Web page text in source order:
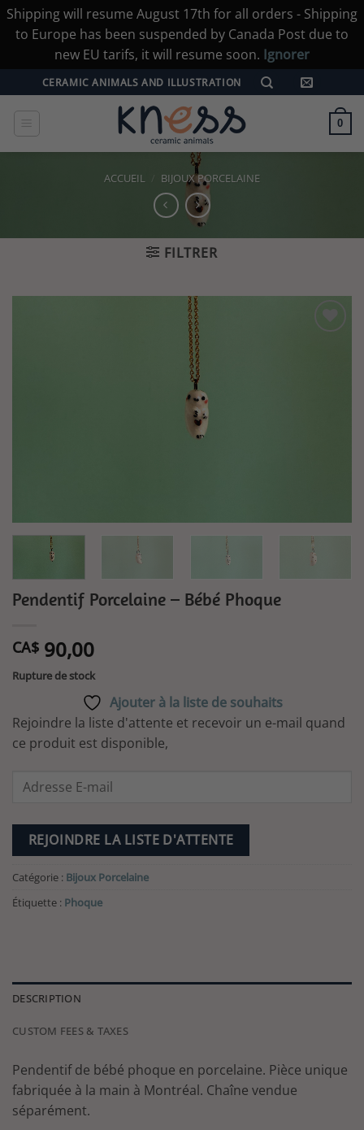
Shipping will resume August 17th for all orders - Shipping
to Europe has been suspended by Canada Post due to
new EU tarifs, it will resume soon. Ignorer
au
contenu
CERAMIC ANIMALS AND ILLUSTRATION
0
ACCUEIL BIJOUX PORCELAINE
FILTRER
Pendentif Porcelaine – Bébé Phoque
CA$ 90,00
Rupture de stock
Ajouter à la liste de souhaits
Rejoindre la liste d'attente et recevoir un e-mail quand
ce produit est disponible,
Enter
address
to
join
waitlist
REJOINDRE LA LISTE D'ATTENTE
Catégorie : Bijoux Porcelaine
Étiquette : Phoque
DESCRIPTION
CUSTOM FEES & TAXES
Pendentif de bébé phoque en porcelaine. Pièce unique
fabriquée à la main à Montréal. Chaîne vendue
séparément.